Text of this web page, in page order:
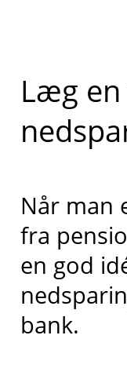
Læg
Når man
fra
en god
bank.